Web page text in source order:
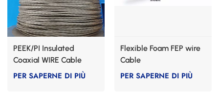
PEEK/PI Insulated
Coaxial WIRE Cable
PER SAPERNE DI PIÙ
Flexible Foam FEP wire
Cable
PER SAPERNE DI PIÙ